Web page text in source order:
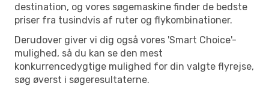
destination, og vores søgemaskine finder de bedste
priser fra tusindvis af ruter og flykombinationer.
Derudover giver vi dig også vores 'Smart Choice'-
mulighed, så du kan se den mest
konkurrencedygtige mulighed for din valgte flyrejse,
søg øverst i søgeresultaterne.